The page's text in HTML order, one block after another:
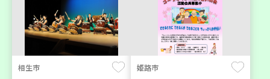
相生市 姫路市